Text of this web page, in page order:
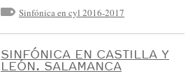
Sinfónica en cyl 2016-2017
SINFÓNICA EN CASTILLA Y
LEÓN. SALAMANCA